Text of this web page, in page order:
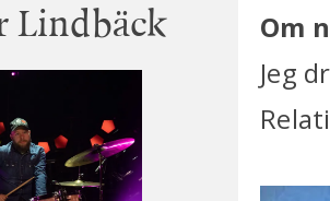
Om
Jeg
Lindbäck